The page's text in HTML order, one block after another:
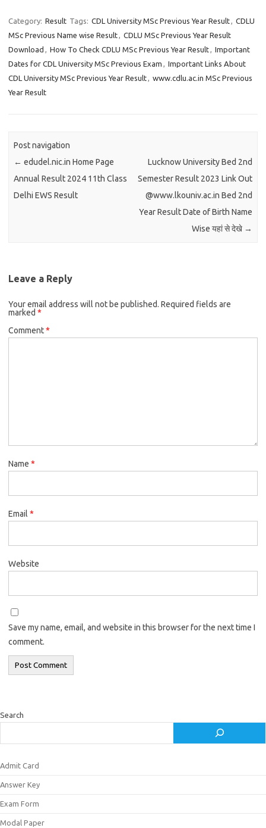
Category: Result Tags: CDL University MSc Previous Year Result, CDLU
MSc Previous Name wise Result, CDLU MSc Previous Year Result
Download , How To Check CDLU MSc Previous Year Result, Important
Dates for CDL University MSc Previous Exam , Important Links About
CDL University MSc Previous Year Result, www.cdlu.ac.in MSc Previous
Year Result
Post navigation
← edudel.nic.in Home Page
Annual Result 2024 11th Class
Delhi EWS Result
Lucknow University Bed 2nd
Semester Result 2023 Link Out
@www.lkouniv.ac.in Bed 2nd
Year Result Date of Birth Name
Wise यहां से देखे →
Leave a Reply
Your email address will not be published. Required fields are
marked *
Comment*
Name *
Email *
Website
Save my name, email, and website in this browser for the next time I
comment.
Search
Admit Card
Answer Key
Exam Form
Modal Paper